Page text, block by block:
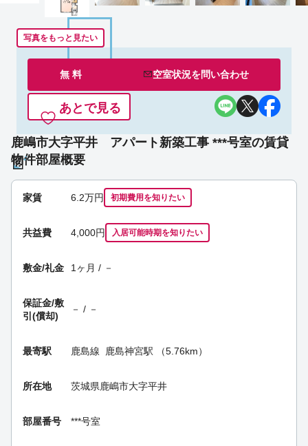
写真をもっと見たい
無 料 空室状況を問い合わせ
あとで見る
鹿嶋市大字平井 アパート新築工事 ***号室の賃貸
物件部屋概要
家賃 6.2万円 初期費用を知りたい
共益費 4,000円 入居可能時期を知りたい
敷金/礼金 1ヶ月 / －
保証金/敷
引(償却)
－ / －
最寄駅 鹿島線 鹿島神宮駅 （5.76km）
所在地 茨城県鹿嶋市大字平井
部屋番号 ***号室